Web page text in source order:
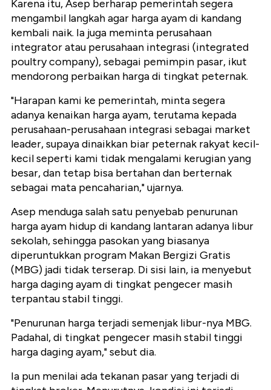
Karena itu, Asep berharap pemerintah segera
mengambil langkah agar harga ayam di kandang
kembali naik. Ia juga meminta perusahaan
integrator atau perusahaan integrasi (integrated
poultry company), sebagai pemimpin pasar, ikut
mendorong perbaikan harga di tingkat peternak.
"Harapan kami ke pemerintah, minta segera
adanya kenaikan harga ayam, terutama kepada
perusahaan-perusahaan integrasi sebagai market
leader, supaya dinaikkan biar peternak rakyat kecil-
kecil seperti kami tidak mengalami kerugian yang
besar, dan tetap bisa bertahan dan berternak
sebagai mata pencaharian," ujarnya.
Asep menduga salah satu penyebab penurunan
harga ayam hidup di kandang lantaran adanya libur
sekolah, sehingga pasokan yang biasanya
diperuntukkan program Makan Bergizi Gratis
(MBG) jadi tidak terserap. Di sisi lain, ia menyebut
harga daging ayam di tingkat pengecer masih
terpantau stabil tinggi.
"Penurunan harga terjadi semenjak libur-nya MBG.
Padahal, di tingkat pengecer masih stabil tinggi
harga daging ayam," sebut dia.
Ia pun menilai ada tekanan pasar yang terjadi di